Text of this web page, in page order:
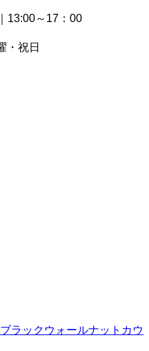
13:00～17：00
・祝日
ラックウォールナットカウ